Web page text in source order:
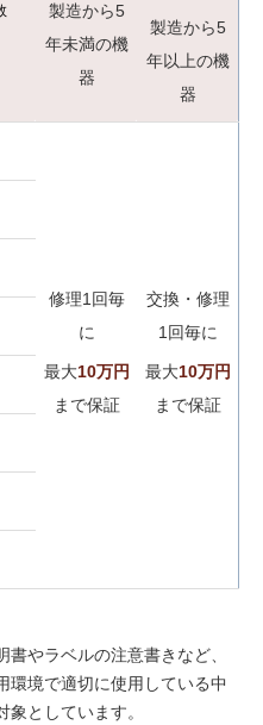
製造から5
年未満の機
器
製造から5
年以上の機
器
修理1回毎
に
最大10万円
まで保証
交換・修理
1回毎に
最大10万円
まで保証
書やラベルの注意書きなど、
環境で適切に使用している中
としています。